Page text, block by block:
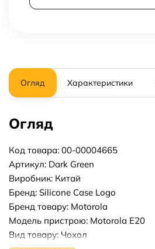
Огляд Характеристики
Огляд
Код товара: 00-00004665
Артикул: Dark Green
Виробник: Китай
Бренд: Silicone Case Logo
Бренд товару: Motorola
Модель пристрою: Motorola E20
Вид товару: Чохол